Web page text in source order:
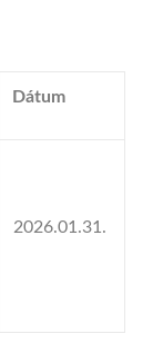
Dátum
2026.01.31.